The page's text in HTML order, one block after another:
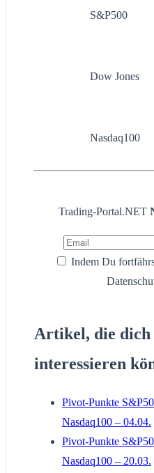
S&P500
Dow Jones
Nasdaq100
Trading-Portal.NET
Indem Du
Artikel, die dich
interessieren
Pivot-Punkte
Nasdaq100 – 04.04.
Pivot-Punkte
Nasdaq100 – 20.03.